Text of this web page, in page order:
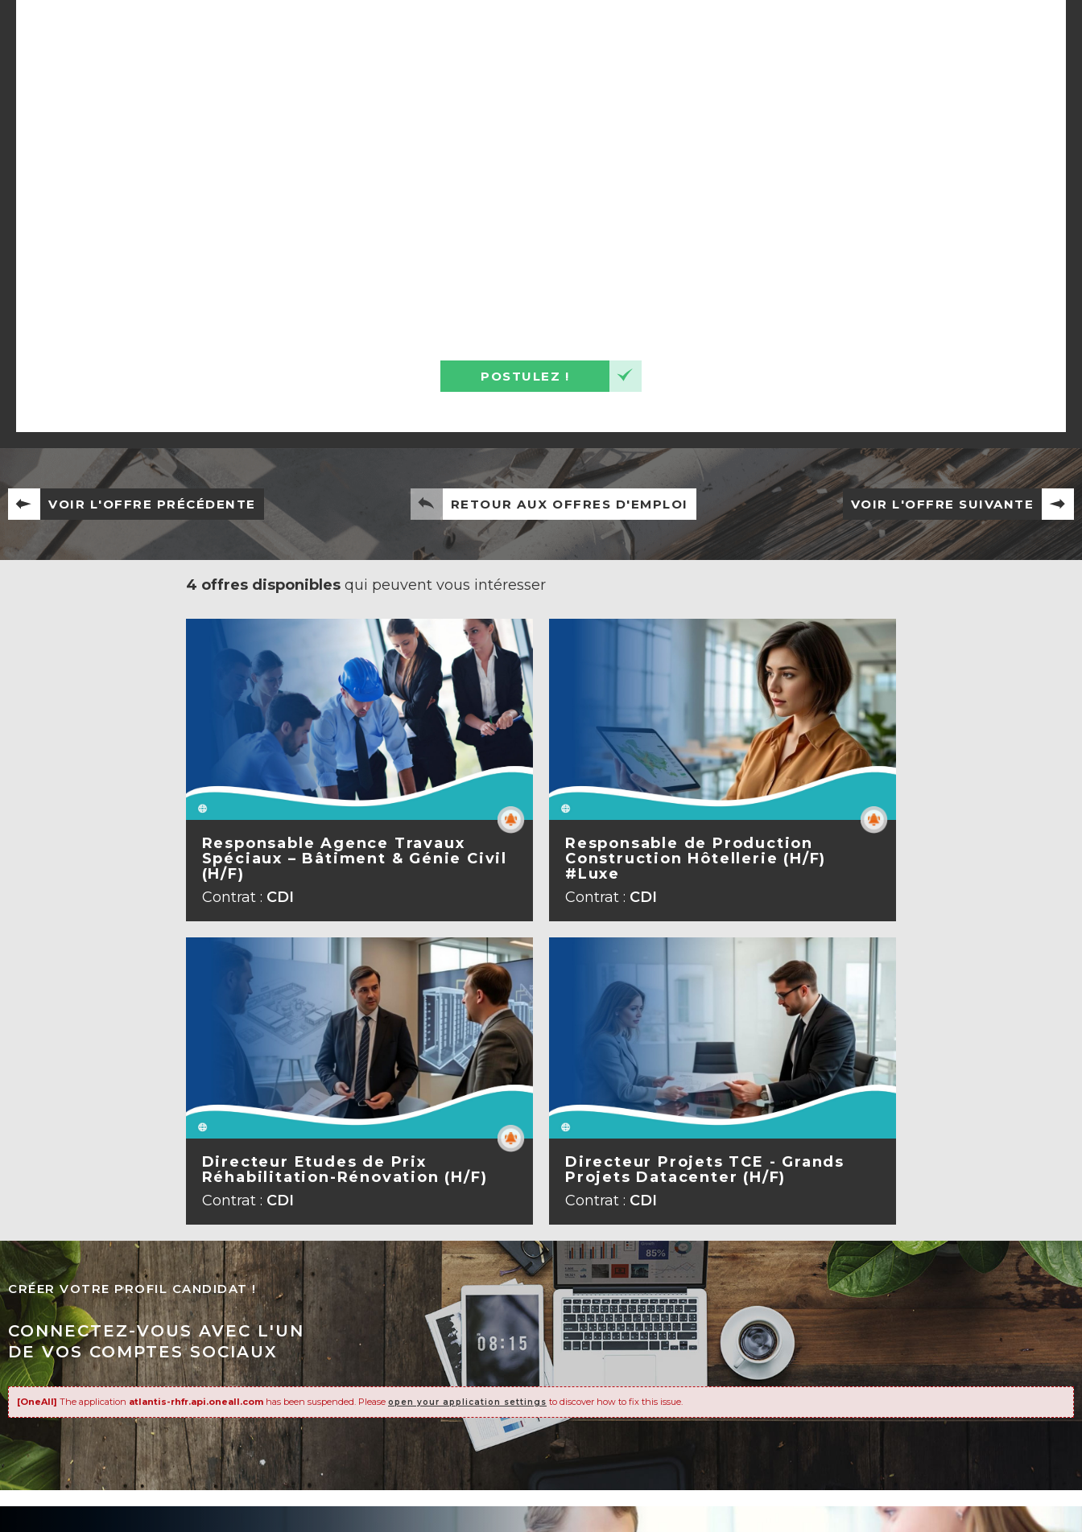
POSTULEZ !
VOIR L'OFFRE PRÉCÉDENTE RETOUR AUX OFFRES D'EMPLOI VOIR L'OFFRE SUIVANTE
4 offres disponiblesqui peuvent vous intéresser
Responsable Agence Travaux
Spéciaux – Bâtiment & Génie Civil
(H/F)
Contrat : CDI
Responsable de Production
Construction Hôtellerie (H/F)
#Luxe
Contrat : CDI
Directeur Etudes de Prix
Réhabilitation-Rénovation (H/F)
Contrat : CDI
Directeur Projets TCE - Grands
Projets Datacenter (H/F)
Contrat : CDI
CRÉER VOTRE PROFIL CANDIDAT !
CONNECTEZ-VOUS AVEC L'UN
DE VOS COMPTES SOCIAUX
[OneAll] The application atlantis-rhfr.api.oneall.com has been suspended. Please open your application settings to discover how to fix this issue.